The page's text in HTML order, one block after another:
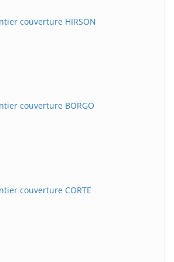
couverture HIRSON
couverture BORGO
couverture CORTE